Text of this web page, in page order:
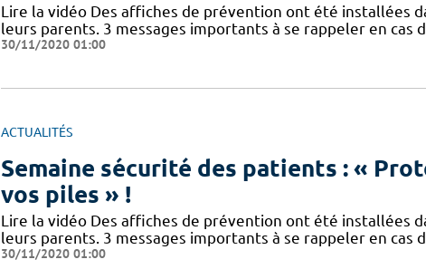
Lire la vidéo Des affiches de prévention ont été installées
leurs parents. 3 messages importants à se rappeler en cas
30/11/2020 01:00
ACTUALITÉS
Semaine sécurité des patients : «
vos piles » !
Lire la vidéo Des affiches de prévention ont été installées
leurs parents. 3 messages importants à se rappeler en cas
30/11/2020 01:00